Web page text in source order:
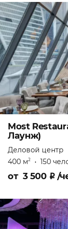
Most
Лаунж)
Деловой центр
400 м2 • 150
от 3 500 ₽ /